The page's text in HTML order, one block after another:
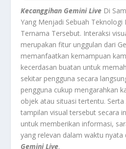
Kecanggihan Gemini Live Di
Yang Menjadi Sebuah Teknologi
Ternama Tersebut. Interaksi
merupakan fitur unggulan dari
memanfaatkan kemampuan
kecerdasan buatan untuk
sekitar pengguna secara
pengguna cukup mengarahkan
objek atau situasi tertentu. Serta
tampilan visual tersebut secara
untuk memberikan informasi,
yang relevan dalam waktu
Gemini Live.